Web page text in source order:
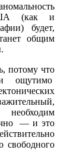
(как и
будет,
общим
потому что
ощутимо
необходим
— и это
свободного